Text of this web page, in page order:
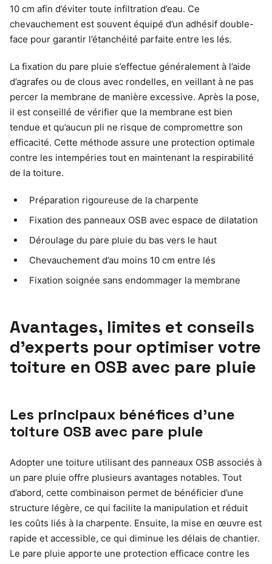
10 cm afin d’éviter toute infiltration d’eau. Ce
chevauchement est souvent équipé d’un adhésif double-
face pour garantir l’étanchéité parfaite entre les lés.
La fixation du pare pluie s’effectue généralement à l’aide
d’agrafes ou de clous avec rondelles, en veillant à ne pas
percer la membrane de manière excessive. Après la pose,
il est conseillé de vérifier que la membrane est bien
tendue et qu’aucun pli ne risque de compromettre son
efficacité. Cette méthode assure une protection optimale
contre les intempéries tout en maintenant la respirabilité
de la toiture.
Préparation rigoureuse de la charpente
Fixation des panneaux OSB avec espace de dilatation
Déroulage du pare pluie du bas vers le haut
Chevauchement d’au moins 10 cm entre lés
Fixation soignée sans endommager la membrane
Avantages, limites et conseils
d’experts pour optimiser votre
toiture en OSB avec pare pluie
Les principaux bénéfices d’une
toiture OSB avec pare pluie
Adopter une toiture utilisant des panneaux OSB associés à
un pare pluie offre plusieurs avantages notables. Tout
d’abord, cette combinaison permet de bénéficier d’une
structure légère, ce qui facilite la manipulation et réduit
les coûts liés à la charpente. Ensuite, la mise en œuvre est
rapide et accessible, ce qui diminue les délais de chantier.
Le pare pluie apporte une protection efficace contre les